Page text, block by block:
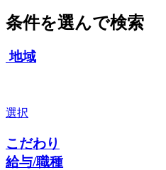
条件を選んで検索
地域
選択
こだわり
給与/職種